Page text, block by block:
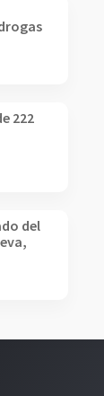
222
del